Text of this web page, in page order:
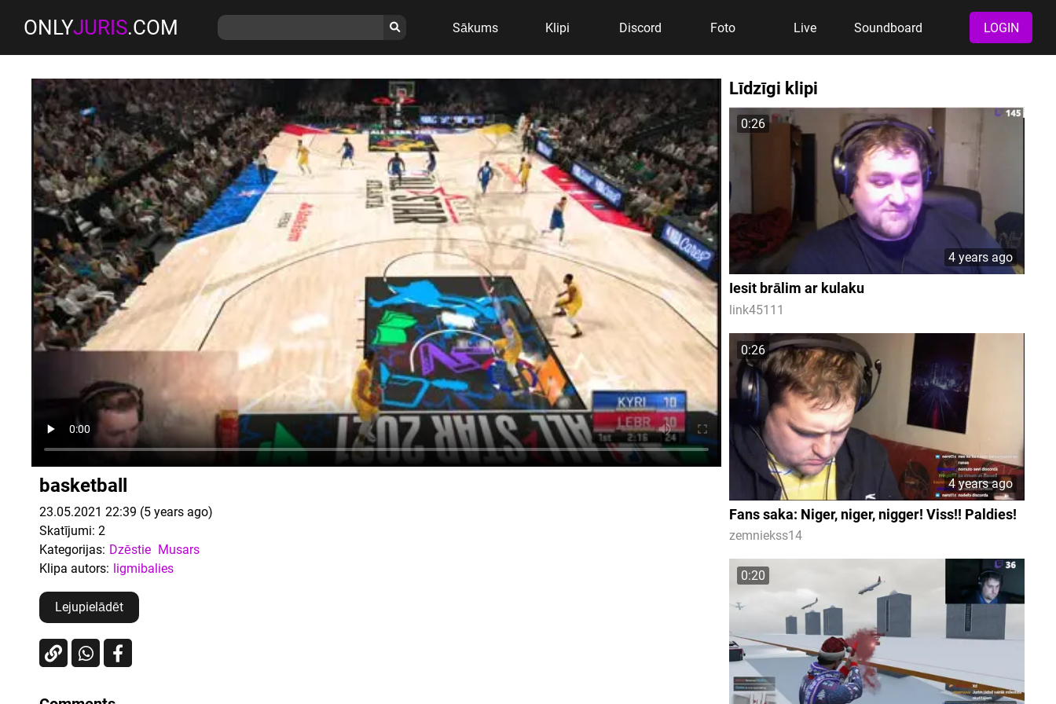
ONLYJURIS.COM Sākums Klipi Discord Foto Live Soundboard LOGIN
basketball
23.05.2021 22:39 (5 years ago)
Skatījumi: 2
Kategorijas: Dzēstie Musars
Klipa autors: ligmibalies
Lejupielādēt
Līdzīgi klipi
0:26
4 years ago
Iesit brālim ar kulaku
link45111
0:26
4 years ago
Fans saka: Niger, niger, nigger! Viss!! Paldies!
zemniekss14
0:20